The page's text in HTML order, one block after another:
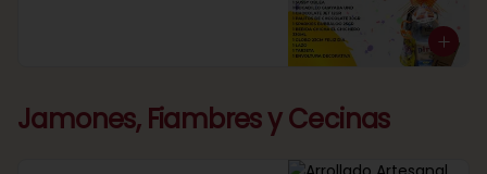
Jamones, Fiambres y Cecinas